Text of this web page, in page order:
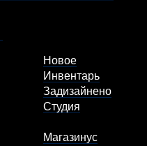
Новое
Инвентарь
Задизайнено
Студия
Магазинус